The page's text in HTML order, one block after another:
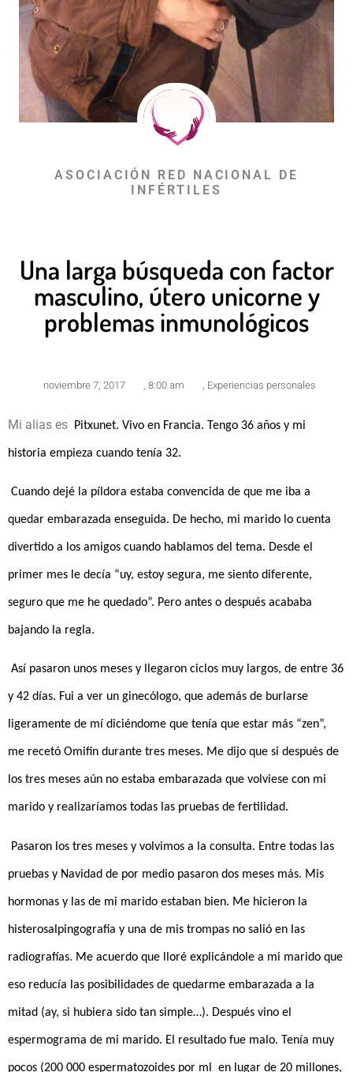
ASOCIACIÓN RED NACIONAL DE
INFÉRTILES
Una larga búsqueda con factor
masculino, útero unicorne y
problemas inmunológicos
noviembre 7, 2017 8:00 am Experiencias personales
Mi alias es Pitxunet. Vivo en Francia. Tengo 36 años y mi
historia empieza cuando tenía 32.
Cuando dejé la píldora estaba convencida de que me iba a
quedar embarazada enseguida. De hecho, mi marido lo cuenta
divertido a los amigos cuando hablamos del tema. Desde el
primer mes le decía “uy, estoy segura, me siento diferente,
seguro que me he quedado”. Pero antes o después acababa
bajando la regla.
Así pasaron unos meses y llegaron ciclos muy largos, de entre 36
y 42 días. Fui a ver un ginecólogo, que además de burlarse
ligeramente de mí diciéndome que tenía que estar más “zen”,
me recetó Omifin durante tres meses. Me dijo que si después de
los tres meses aún no estaba embarazada que volviese con mi
marido y realizaríamos todas las pruebas de fertilidad.
Pasaron los tres meses y volvimos a la consulta. Entre todas las
pruebas y Navidad de por medio pasaron dos meses más. Mis
hormonas y las de mi marido estaban bien. Me hicieron la
histerosalpingografia y una de mis trompas no salió en las
radiografías. Me acuerdo que lloré explicándole a mi marido que
eso reducía las posibilidades de quedarme embarazada a la
mitad (ay, si hubiera sido tan simple…). Después vino el
espermograma de mi marido. El resultado fue malo. Tenía muy
pocos (200 000 espermatozoides por ml en lugar de 20 millones,